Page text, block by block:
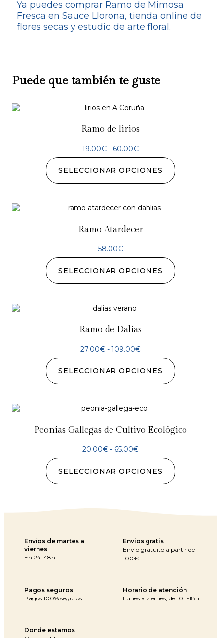
Ya puedes comprar Ramo de Mimosa
Fresca en Sauce Llorona, tienda online de
flores secas y estudio de arte floral.
Puede que también te guste
Ramo de lirios
19.00€ - 60.00€
SELECCIONAR OPCIONES
Ramo Atardecer
58.00€
SELECCIONAR OPCIONES
Ramo de Dalias
27.00€ - 109.00€
SELECCIONAR OPCIONES
Peonías Gallegas de Cultivo Ecológico
20.00€ - 65.00€
SELECCIONAR OPCIONES
Envíos de martes a
viernes
En 24-48h
Envios gratis
Envío gratuito a partir de
100€
Pagos seguros
Pagos 100% seguros
Horario de atención
Lunes a viernes, de 10h-18h.
Donde estamos